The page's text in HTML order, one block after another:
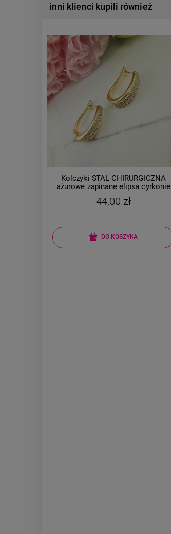
inni klienci kupili również
Kolczyki STAL CHIRURGICZNA
ażurowe zapinane elipsa cyrkonie
44,00 zł
DO KOSZYKA